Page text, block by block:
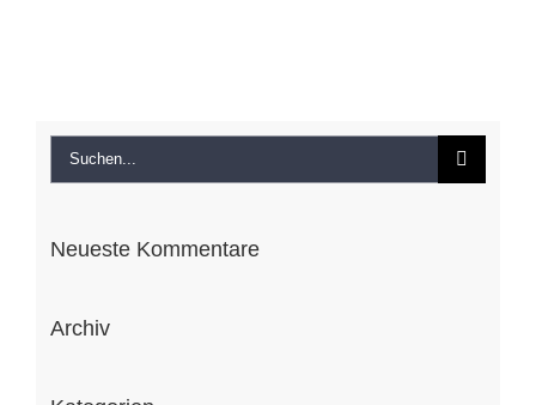
Suche
nach:
Neueste Kommentare
Archiv